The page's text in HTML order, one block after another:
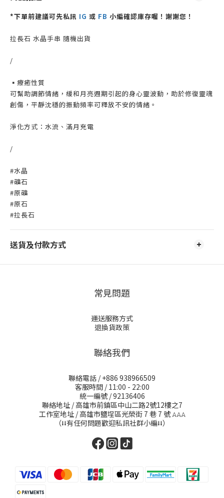
*下單前建議可先私訊 IG 或 FB 小編確認庫存喔！謝謝您！
拉長石 水晶手串 隨機出貨
/
▪️療癒性質
可幫助調節情緒，緩和月亮週期引起的身心靈波動，助於修復靈魂
創傷，平靜沈穩的振動頻率可釋放不安的情緒。
淨化方式：水流、滿月充電
/
#水晶
#礦石
#原礦
#原石
#拉長石
送貨及付款方式
常見問題
運送服務方式
退換貨政策
聯絡我們
聯絡電話 / +886 938966509
客服時間 / 11:00 - 22:00
統一編號 / 92136406
聯絡地址 / 高雄市前鎮區中山二路2號12樓之7
工作室地址 / 高雄市鹽埕區光榮街 7 巷 7 號𖤂𖤂𖤂
（⭣⭣有任何問題歡迎私訊社群小編⭣⭣）